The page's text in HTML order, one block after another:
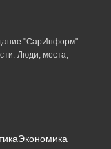
"СарИнформ".
Люди, места,
Экономика